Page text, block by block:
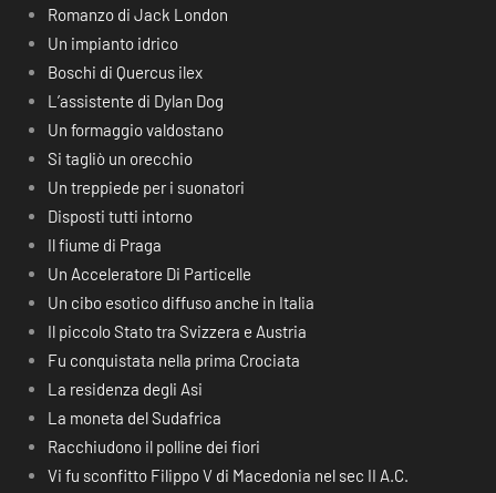
Romanzo di Jack London
Un impianto idrico
Boschi di Quercus ilex
L’assistente di Dylan Dog
Un formaggio valdostano
Si tagliò un orecchio
Un treppiede per i suonatori
Disposti tutti intorno
Il fiume di Praga
Un Acceleratore Di Particelle
Un cibo esotico diffuso anche in Italia
Il piccolo Stato tra Svizzera e Austria
Fu conquistata nella prima Crociata
La residenza degli Asi
La moneta del Sudafrica
Racchiudono il polline dei fiori
Vi fu sconfitto Filippo V di Macedonia nel sec II A.C.